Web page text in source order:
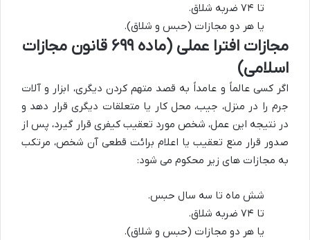
تا ۷۴ ضربه شلاق.
یا هر دو مجازات (حبس و شلاق).
مجازات افترا عملی (ماده ۶۹۹ قانون مجازات
اسلامی)
اگر کسی عالماً و عامداً به قصد متهم کردن دیگری، ابزار و آلات
جرم را در منزل، جیب، محل کار یا متعلقات دیگری قرار دهد و
در نتیجه این عمل، شخص مورد تعقیب کیفری قرار گیرد، پس از
صدور قرار منع تعقیب یا اعلام برائت قطعی آن شخص، مرتکب
به مجازات های زیر محکوم می شود:
شش ماه تا سه سال حبس.
تا ۷۴ ضربه شلاق.
یا هر دو مجازات (حبس و شلاق).